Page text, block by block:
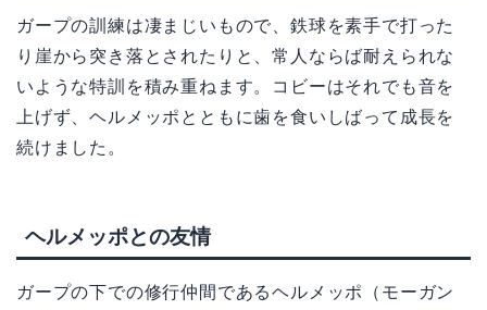
ガープの訓練は凄まじいもので、鉄球を素手で打った
り崖から突き落とされたりと、常人ならば耐えられな
いような特訓を積み重ねます。コビーはそれでも音を
上げず、ヘルメッポとともに歯を食いしばって成長を
続けました。
ヘルメッポとの友情
ガープの下での修行仲間であるヘルメッポ（モーガン